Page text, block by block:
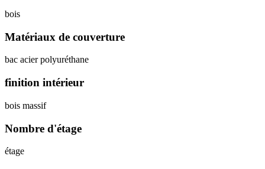
bois
Matériaux de couverture
bac acier polyuréthane
finition intérieur
bois massif
Nombre d'étage
étage